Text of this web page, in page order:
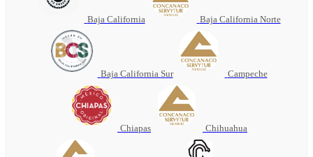
Baja California Baja California Norte
Baja California Sur Campeche
Chiapas Chihuahua